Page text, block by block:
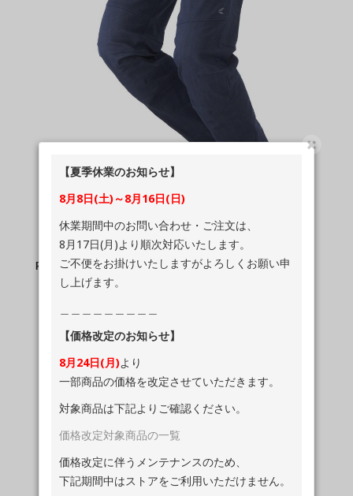
RSY274 | コーデュラ ライト デニムパンツ
［1color］
OUR PRODUCTS
Top view in the week
【夏季休業のお知らせ】
8月8日(土)～8月16日(日)
休業期間中のお問い合わせ・ご注文は、
8月17日(月)より順次対応いたします。
ご不便をお掛けいたしますがよろしくお願い申
し上げます。
【価格改定のお知らせ】
8月24日(月)より
一部商品の価格を改定させていただきます。
対象商品は下記よりご確認ください。
価格改定対象商品の一覧
価格改定に伴うメンテナンスのため、
下記期間中はストアをご利用いただけません。